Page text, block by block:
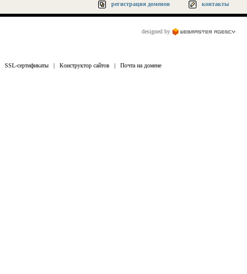
регистрация доменов контакты
designed by
SSL-сертификаты | Конструктор сайтов | Почта на домене